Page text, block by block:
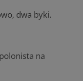
dwa byki.
na